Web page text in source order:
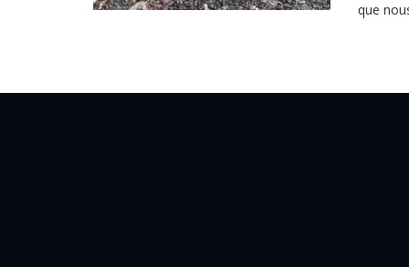
que